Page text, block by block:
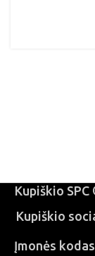
Kupiškio
Kupiškio
Įmonės